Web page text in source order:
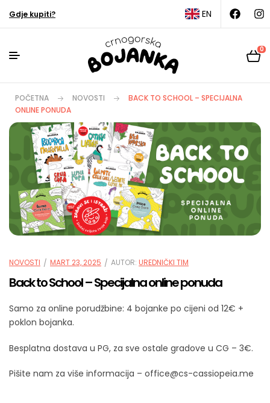
Gdje kupiti? EN
0
POČETNA NOVOSTI
BACK TO SCHOOL – SPECIJALNA
ONLINE PONUDA
NOVOSTI MART 23, 2025 AUTOR: UREDNIČKI TIM
Back to School – Specijalna online ponuda
Samo za online porudžbine: 4 bojanke po cijeni od 12€ +
poklon bojanka.
Besplatna dostava u PG, za sve ostale gradove u CG – 3€.
Pišite nam za više informacija – office@cs-cassiopeia.me